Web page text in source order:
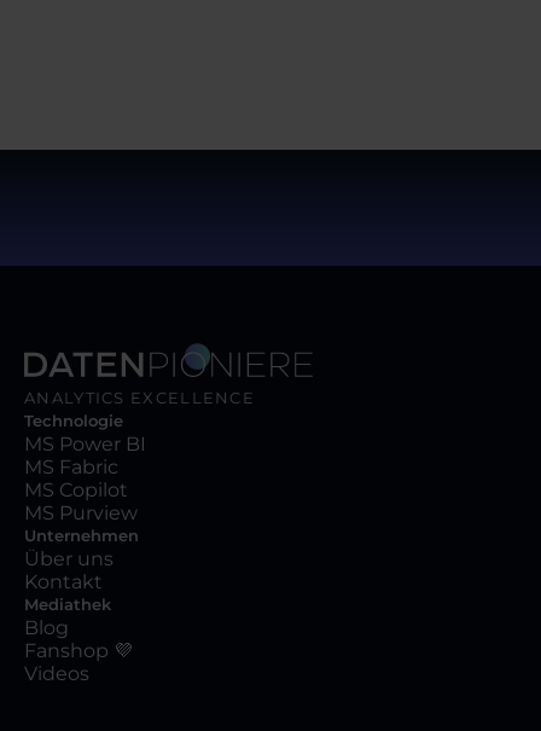
ANALYTICS EXCELLENCE
Technologie
MS Power BI
MS Fabric
MS Copilot
MS Purview
Unternehmen
Über uns
Kontakt
Mediathek
Blog
Fanshop 💜
Videos